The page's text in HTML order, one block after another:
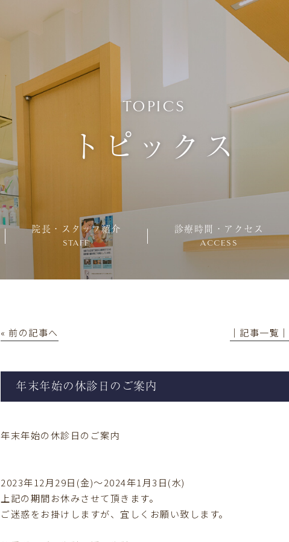
TOPICS
トピックス
院長・スタッフ紹介
STAFF
診療時間・アクセス
ACCESS
« 前の記事へ │記事一覧│
年末年始の休診日のご案内
年末年始の休診日のご案内
2023年12月29日(金)〜2024年1月3日(水)
上記の期間お休みさせて頂きます。
ご迷惑をお掛けしますが、宜しくお願い致します。